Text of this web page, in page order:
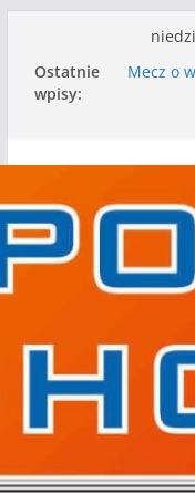
treści
Ostatnie
wpisy:
Mecz o
Nasze
Kolejne
WKS
Gwdzie
I mamy
granie